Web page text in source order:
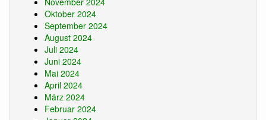
Oktober 2024
September 2024
August 2024
Juli 2024
Juni 2024
Mai 2024
April 2024
März 2024
Februar 2024